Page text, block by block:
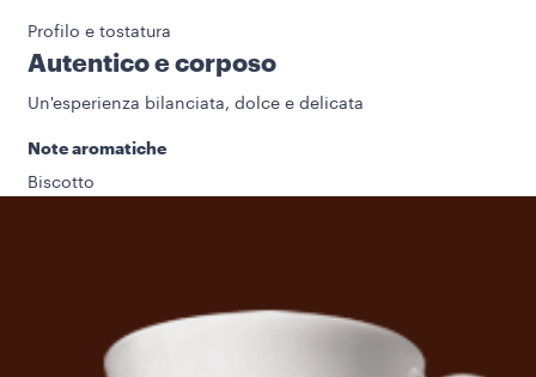
Profilo e tostatura
Autentico e corposo
Un'esperienza bilanciata, dolce e delicata
Note aromatiche
Biscotto